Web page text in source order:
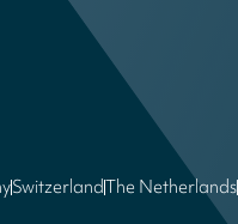
SwitzerlandThe Netherlands